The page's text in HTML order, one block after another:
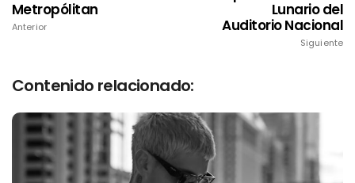
Metropólitan
Anterior
Lunario del
Auditorio Nacional
Siguiente
Contenido relacionado: